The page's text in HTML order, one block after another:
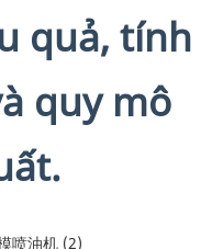
quả, tính
quy mô